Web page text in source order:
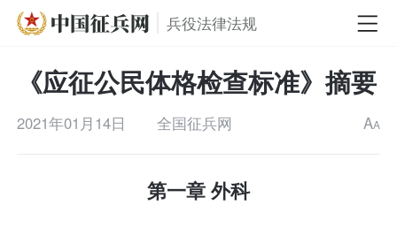
兵役法律法规
《应征公民体格检查标准》摘要
2021年01月14日 全国征兵网 AA
第一章 外科